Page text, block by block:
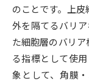
のことです。上
外を隔てるバリ
た細胞層のバリ
る指標として使
象として、角膜